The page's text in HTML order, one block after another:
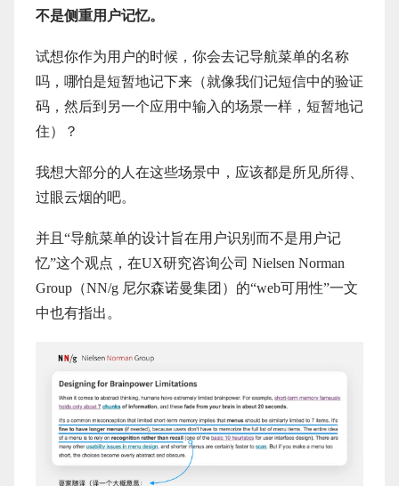
不是侧重用户记忆。
试想你作为用户的时候，你会去记导航菜单的名称
吗，哪怕是短暂地记下来（就像我们记短信中的验证
码，然后到另一个应用中输入的场景一样，短暂地记
住）？
我想大部分的人在这些场景中，应该都是所见所得、
过眼云烟的吧。
并且“导航菜单的设计旨在用户识别而不是用户记
忆”这个观点，在UX研究咨询公司 Nielsen Norman
Group（NN/g 尼尔森诺曼集团）的“web可用性”一文
中也有指出。